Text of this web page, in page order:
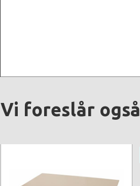
Vi foreslår også